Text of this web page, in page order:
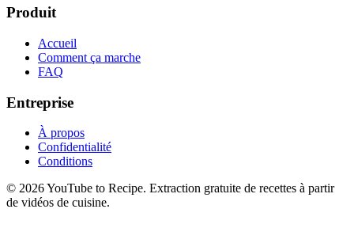
Produit
Accueil
Comment ça marche
FAQ
Entreprise
À propos
Confidentialité
Conditions
© 2026YouTube to Recipe. Extraction gratuite de recettes à partir
de vidéos de cuisine.